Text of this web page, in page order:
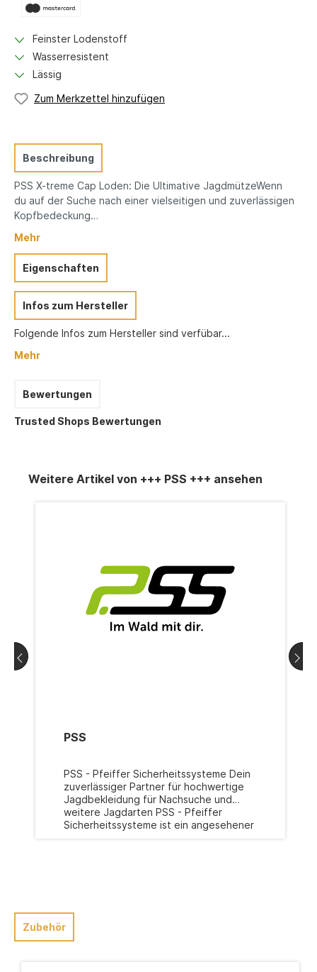
Feinster Lodenstoff
Wasserresistent
Lässig
Zum Merkzettel hinzufügen
Beschreibung
PSS X-treme Cap Loden: Die Ultimative JagdmützeWenn
du auf der Suche nach einer vielseitigen und zuverlässigen
Kopfbedeckung…
Mehr
Eigenschaften
Infos zum Hersteller
Folgende Infos zum Hersteller sind verfübar...
Mehr
Bewertungen
Trusted Shops Bewertungen
Weitere Artikel von +++ PSS +++ ansehen
PSS
PSS - Pfeiffer Sicherheitssysteme Dein
zuverlässiger Partner für hochwertige
Jagdbekleidung für Nachsuche und
weitere Jagdarten PSS - Pfeiffer
Sicherheitssysteme ist ein angesehener
Innovation ist PSS der
vertrauenswürdige Partner für
anspruchsvolle Jagdsituationen.
Zubehör